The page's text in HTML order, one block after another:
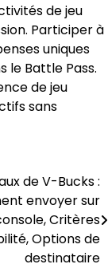
de jeu
Participer à
uniques
le Battle Pass.
de jeu
sans
de V-Bucks :
envoyer sur
Critères
Options de
destinataire